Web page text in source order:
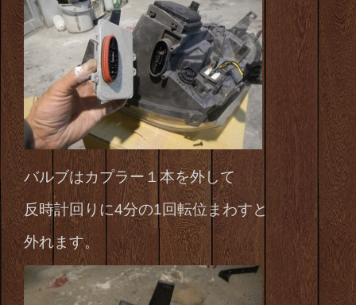
バルブはカプラー１本を外して
反時計回りに4分の1回転位まわすと
外れます。